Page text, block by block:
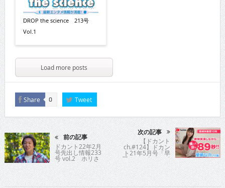
DROP the science 213号
Vol.1
Load more posts
Share 0 Tweet
前の記事
ドカント22年2月
号先出し情報233
号 vol.2 ホリさ
ん
次の記事
【ドカント
ch.#124】ドカン
ト21年5月号「早
耳！エンタメ・イ
ンタビュー561」
愛萌なのさんの動
画第1弾！【愛萌な
のさん1/3】